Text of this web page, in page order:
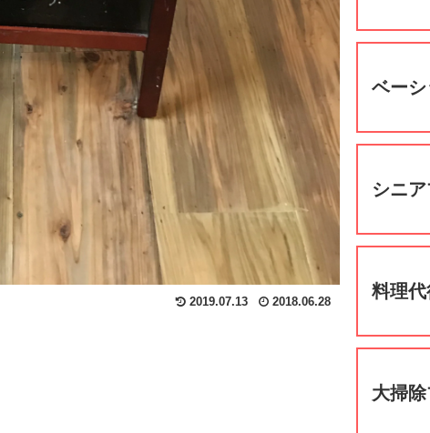
2019.07.13 2018.06.28
ベー
シニ
料理
大掃